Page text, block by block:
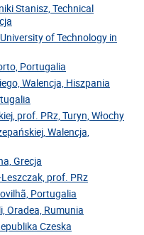
Stanisz, Technical
of Technology in
Portugalia
Walencja, Hiszpania
prof. PRz, Turyn, Włochy
Walencja,
Grecja
prof. PRz
Portugalia
Oradea, Rumunia
Czeska